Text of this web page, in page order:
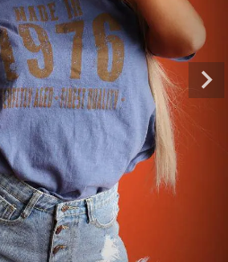
専門ブランド。
ダンス衣装のトータル
らではの最新で斬新な
物や靴などダンサー必
シェルでご購入可能。
装のご提案はダンサー
【B/bomb
「これど
好き女子
レッスン
シルエット
ンなど、幅
ゃれ女子